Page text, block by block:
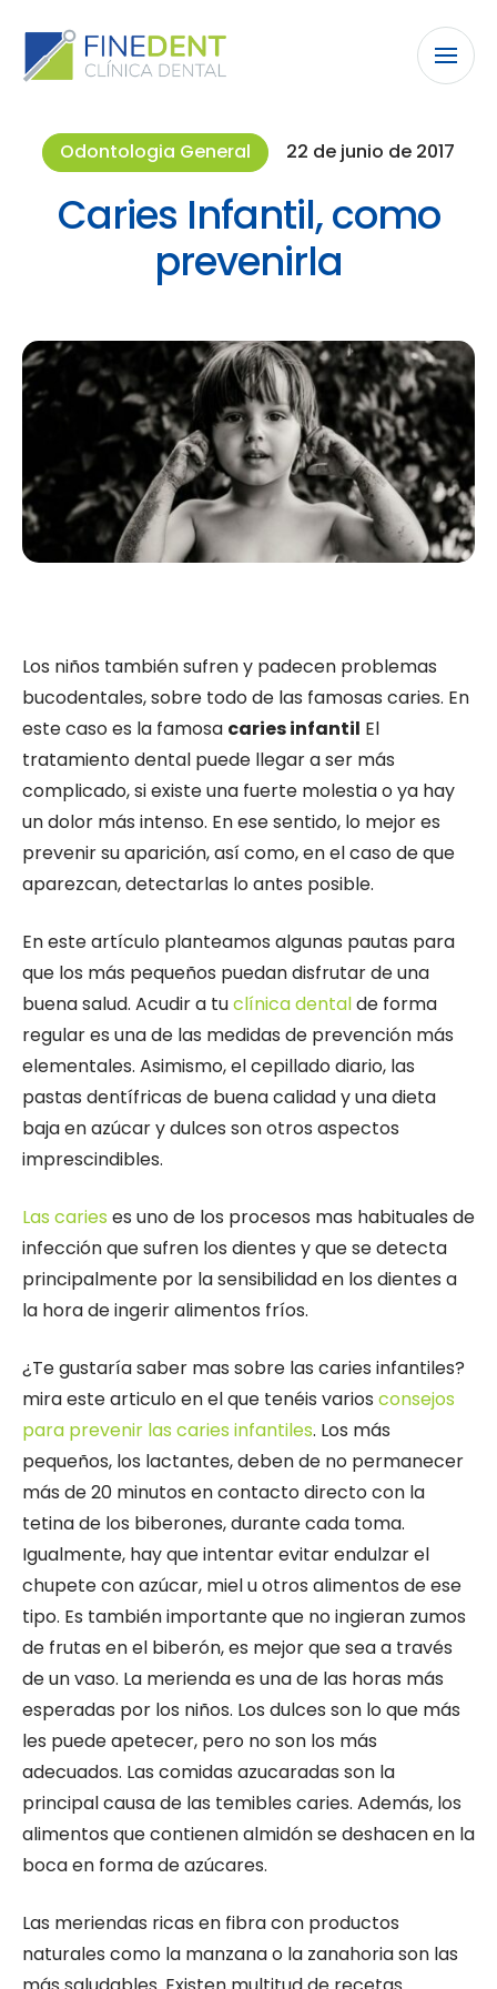
Odontologia General 22 de junio de 2017
Caries Infantil, como
prevenirla
Los niños también sufren y padecen problemas
bucodentales, sobre todo de las famosas caries. En
este caso es la famosa caries infantil El
tratamiento dental puede llegar a ser más
complicado, si existe una fuerte molestia o ya hay
un dolor más intenso. En ese sentido, lo mejor es
prevenir su aparición, así como, en el caso de que
aparezcan, detectarlas lo antes posible.
En este artículo planteamos algunas pautas para
que los más pequeños puedan disfrutar de una
buena salud. Acudir a tuclínica dentalde forma
regular es una de las medidas de prevención más
elementales. Asimismo, el cepillado diario, las
pastas dentífricas de buena calidad y una dieta
baja en azúcar y dulces son otros aspectos
imprescindibles.
Las caries es uno de los procesos mas habituales de
infección que sufren los dientes y que se detecta
principalmente por la sensibilidad en los dientes a
la hora de ingerir alimentos fríos.
¿Te gustaría saber mas sobre las caries infantiles?
mira este articulo en el que tenéis varios consejos
para prevenir las caries infantiles. Los más
pequeños, los lactantes, deben de no permanecer
más de 20 minutos en contacto directo con la
tetina de los biberones, durante cada toma.
Igualmente, hay que intentar evitar endulzar el
chupete con azúcar, miel u otros alimentos de ese
tipo. Es también importante que no ingieran zumos
de frutas en el biberón, es mejor que sea a través
de un vaso. La merienda es una de las horas más
esperadas por los niños. Los dulces son lo que más
les puede apetecer, pero no son los más
adecuados. Las comidas azucaradas son la
principal causa de las temibles caries. Además, los
alimentos que contienen almidón se deshacen en la
boca en forma de azúcares.
Las meriendas ricas en fibra con productos
naturales como la manzana o la zanahoria son las